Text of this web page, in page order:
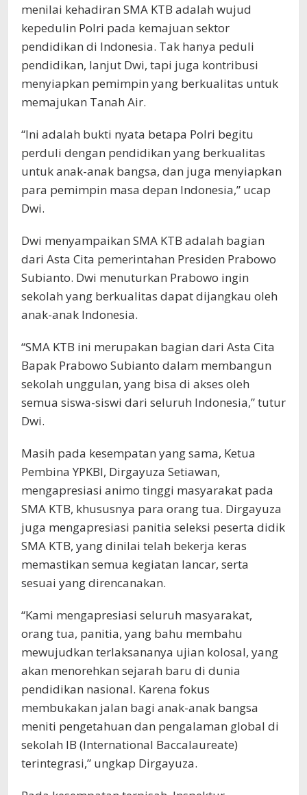
menilai kehadiran SMA KTB adalah wujud
kepedulin Polri pada kemajuan sektor
pendidikan di Indonesia. Tak hanya peduli
pendidikan, lanjut Dwi, tapi juga kontribusi
menyiapkan pemimpin yang berkualitas untuk
memajukan Tanah Air.
“Ini adalah bukti nyata betapa Polri begitu
perduli dengan pendidikan yang berkualitas
untuk anak-anak bangsa, dan juga menyiapkan
para pemimpin masa depan Indonesia,” ucap
Dwi.
Dwi menyampaikan SMA KTB adalah bagian
dari Asta Cita pemerintahan Presiden Prabowo
Subianto. Dwi menuturkan Prabowo ingin
sekolah yang berkualitas dapat dijangkau oleh
anak-anak Indonesia.
“SMA KTB ini merupakan bagian dari Asta Cita
Bapak Prabowo Subianto dalam membangun
sekolah unggulan, yang bisa di akses oleh
semua siswa-siswi dari seluruh Indonesia,” tutur
Dwi.
Masih pada kesempatan yang sama, Ketua
Pembina YPKBI, Dirgayuza Setiawan,
mengapresiasi animo tinggi masyarakat pada
SMA KTB, khususnya para orang tua. Dirgayuza
juga mengapresiasi panitia seleksi peserta didik
SMA KTB, yang dinilai telah bekerja keras
memastikan semua kegiatan lancar, serta
sesuai yang direncanakan.
“Kami mengapresiasi seluruh masyarakat,
orang tua, panitia, yang bahu membahu
mewujudkan terlaksananya ujian kolosal, yang
akan menorehkan sejarah baru di dunia
pendidikan nasional. Karena fokus
membukakan jalan bagi anak-anak bangsa
meniti pengetahuan dan pengalaman global di
sekolah IB (International Baccalaureate)
terintegrasi,” ungkap Dirgayuza.